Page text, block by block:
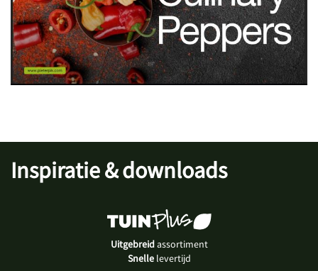
Inspiratie & downloads
Uitgebreidassortiment
Snellelevertijd